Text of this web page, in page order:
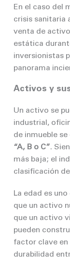
En el caso del
crisis sanitaria
venta de
estática
inversionistas
panorama
Activos y
Un activo se
industrial,
de inmueble
“A, B o C”.
más baja; el
clasificación
La edad es
que un activo
que un activo
pueden
factor clave en
durabilidad